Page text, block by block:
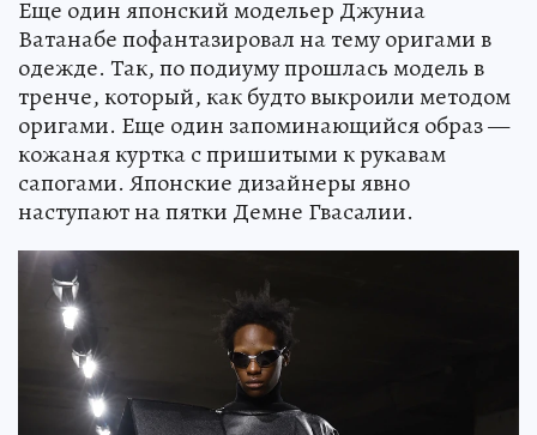
Еще один японский модельер Джуниа
Ватанабе пофантазировал на тему оригами в
одежде. Так, по подиуму прошлась модель в
тренче, который, как будто выкроили методом
оригами. Еще один запоминающийся образ —
кожаная куртка с пришитыми к рукавам
сапогами. Японские дизайнеры явно
наступают на пятки Демне Гвасалии.